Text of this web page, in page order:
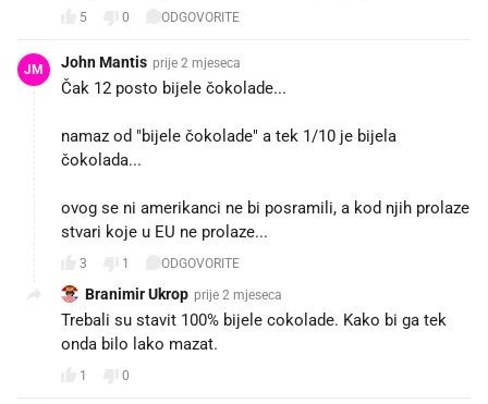
5 0 ODGOVORITE
JM John Mantis prije 2 mjeseca
Čak 12 posto bijele čokolade...
namaz od "bijele čokolade" a tek 1/10 je bijela
čokolada...
ovog se ni amerikanci ne bi posramili, a kod njih prolaze
stvari koje u EU ne prolaze...
3 1 ODGOVORITE
Branimir Ukrop prije 2 mjeseca
Trebali su stavit 100% bijele cokolade. Kako bi ga tek
onda bilo lako mazat.
1 0